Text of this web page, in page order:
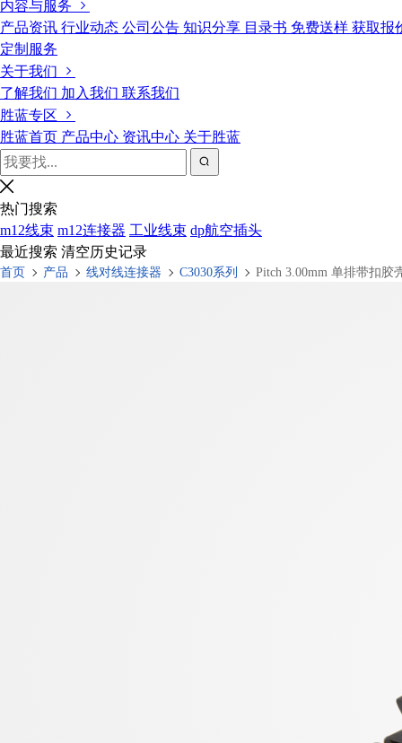
内容与服务
产品资讯 行业动态 公司公告 知识分享 目录书 免费送样 获取报
定制服务
关于我们
了解我们 加入我们 联系我们
胜蓝专区
胜蓝首页 产品中心 资讯中心 关于胜蓝
热门搜索
m12线束 m12连接器 工业线束 dp航空插头
最近搜索 清空历史记录
首页 产品 线对线连接器 C3030系列 Pitch 3.00mm 单排带扣胶